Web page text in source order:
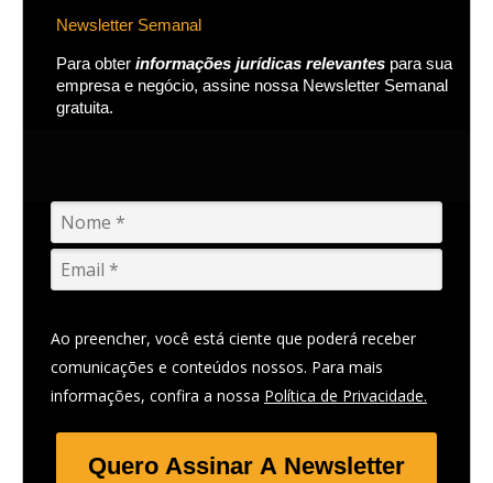
Newsletter Semanal
Para obter informações jurídicas relevantes para sua
empresa e negócio, assine nossa Newsletter Semanal
gratuita.
Ao preencher, você está ciente que poderá receber
comunicações e conteúdos nossos. Para mais
informações, confira a nossa Política de Privacidade.
Quero Assinar A Newsletter